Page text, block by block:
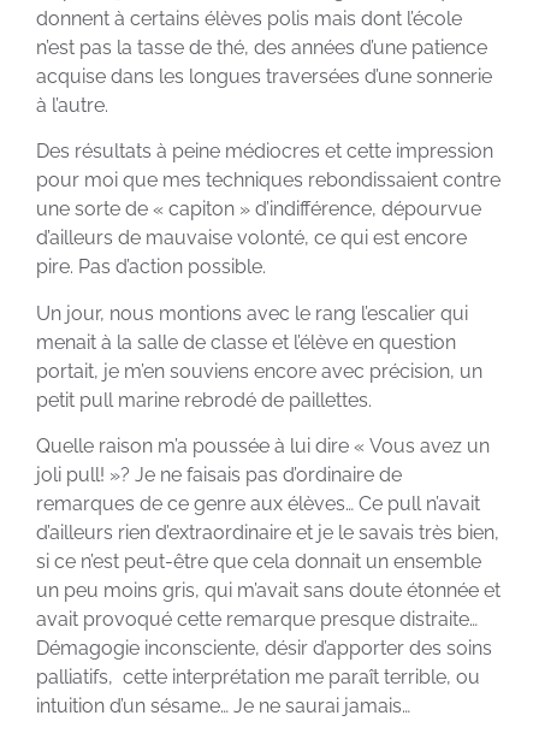
donnent à certains élèves polis mais dont l’école
n’est pas la tasse de thé, des années d’une patience
acquise dans les longues traversées d’une sonnerie
à l’autre.
Des résultats à peine médiocres et cette impression
pour moi que mes techniques rebondissaient contre
une sorte de « capiton » d’indifférence, dépourvue
d’ailleurs de mauvaise volonté, ce qui est encore
pire. Pas d’action possible.
Un jour, nous montions avec le rang l’escalier qui
menait à la salle de classe et l’élève en question
portait, je m’en souviens encore avec précision, un
petit pull marine rebrodé de paillettes.
Quelle raison m’a poussée à lui dire « Vous avez un
joli pull! »? Je ne faisais pas d’ordinaire de
remarques de ce genre aux élèves… Ce pull n’avait
d’ailleurs rien d’extraordinaire et je le savais très bien,
si ce n’est peut-être que cela donnait un ensemble
un peu moins gris, qui m’avait sans doute étonnée et
avait provoqué cette remarque presque distraite…
Démagogie inconsciente, désir d’apporter des soins
palliatifs, cette interprétation me paraît terrible, ou
intuition d’un sésame… Je ne saurai jamais…